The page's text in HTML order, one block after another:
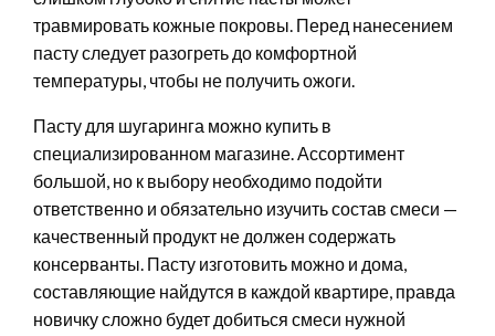
травмировать кожные покровы. Перед нанесением
пасту следует разогреть до комфортной
температуры, чтобы не получить ожоги.
Пасту для шугаринга можно купить в
специализированном магазине. Ассортимент
большой, но к выбору необходимо подойти
ответственно и обязательно изучить состав смеси —
качественный продукт не должен содержать
консерванты. Пасту изготовить можно и дома,
составляющие найдутся в каждой квартире, правда
новичку сложно будет добиться смеси нужной